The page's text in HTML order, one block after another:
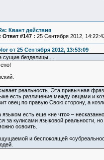
Квант действия
Ответ #147 : 25 Сентября 2012,
от 25 Сентября 2012, 13:53:09
сущие безделицы....
реальность. Эта привычная
есть различение между овцами и
овец по правую Свою сторону, а
языком есть еще «не что» –
за кулисами языковой
освоить.
и беспокоящей